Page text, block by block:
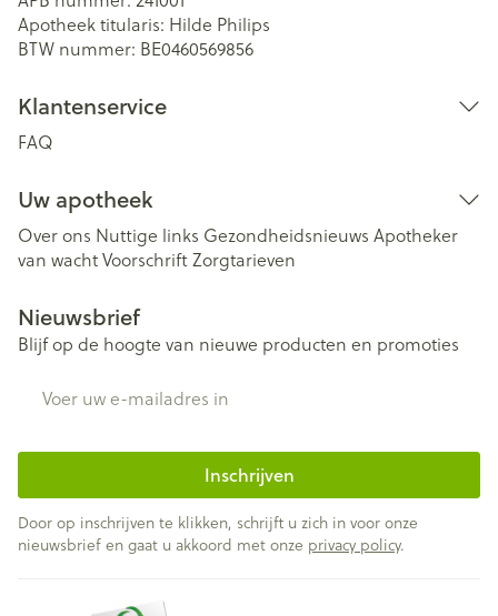
Apotheek titularis: Hilde Philips
BTW nummer: BE0460569856
Klantenservice
FAQ
Uw apotheek
Over ons Nuttige links Gezondheidsnieuws Apotheker
van wachtVoorschriftZorgtarieven
Nieuwsbrief
Blijf op de hoogte van nieuwe producten en promoties
Inschrijven
Door op inschrijven te klikken, schrijft u zich in voor onze
nieuwsbrief en gaat u akkoord met onze privacy policy.